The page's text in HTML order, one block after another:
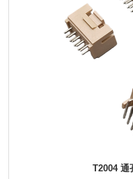
T2004 通